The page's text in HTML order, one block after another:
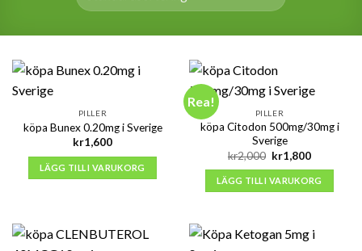
PILLER
köpa Bunex 0.20mg i Sverige
kr1,600
LÄGG TILL I VARUKORG
Rea!
PILLER
köpa Citodon 500mg/30mg i
Sverige
kr2,000 Det
ursprungliga
priset
var:
kr2,000.
kr1,800Det
priset
är:
kr1,800.
LÄGG TILL I VARUKORG